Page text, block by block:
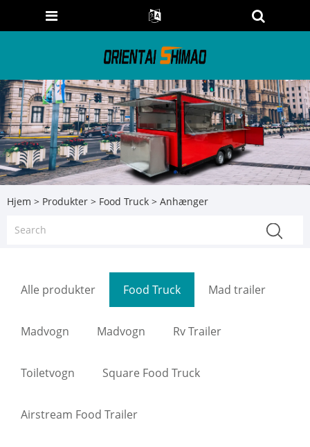
Hjem > Produkter > Food Truck > Anhænger
Alle produkter Food Truck Mad trailer
Madvogn Madvogn Rv Trailer
Toiletvogn Square Food Truck
Airstream Food Trailer